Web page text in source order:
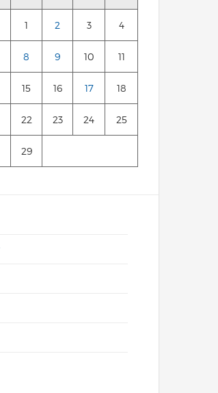
1 2 3 4
8 9 10 11
15 16 17 18
22 23 24 25
29